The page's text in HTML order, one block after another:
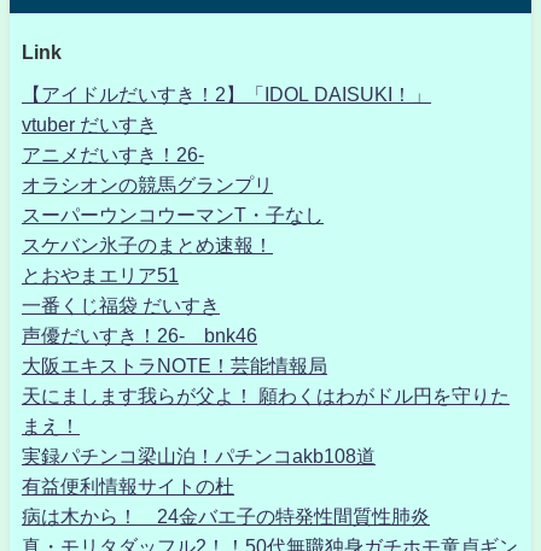
Link
【アイドルだいすき！2】「IDOL DAISUKI！」
vtuber だいすき
アニメだいすき！26-
オラシオンの競馬グランプリ
スーパーウンコウーマンT・子なし
スケバン氷子のまとめ速報！
とおやまエリア51
一番くじ福袋 だいすき
声優だいすき！26- bnk46
大阪エキストラNOTE！芸能情報局
天にまします我らが父よ！ 願わくはわがドル円を守りた
まえ！
実録パチンコ梁山泊！パチンコakb108道
有益便利情報サイトの杜
病は木から！ 24金バエ子の特発性間質性肺炎
真・モリタダッフル2！！50代無職独身ガチホモ童貞ギン